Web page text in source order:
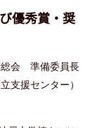
優秀賞・奨
総会 準備委員長
支援センター）